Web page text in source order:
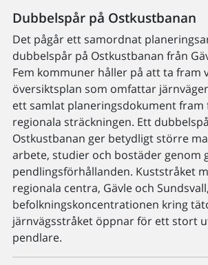
Dubbelspår på Ostkustbanan
Det pågår ett samordnat
dubbelspår på Ostkustbanan från
Fem kommuner håller på att ta fram
översiktsplan som omfattar
ett samlat planeringsdokument fram
regionala sträckningen. Ett
Ostkustbanan ger betydligt större
arbete, studier och bostäder genom
pendlingsförhållanden. Kuststråket
regionala centra, Gävle och
befolkningskoncentrationen kring
järnvägsstråket öppnar för ett stort
pendlare.